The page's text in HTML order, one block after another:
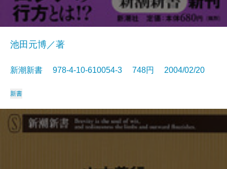
池田元博／著
新潮新書 978-4-10-610054-3 748円 2004/02/20
新書